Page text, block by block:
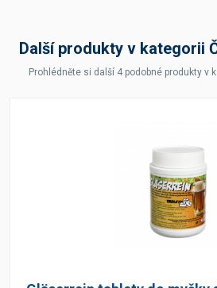
Další produkty v kategorii
Prohlédněte si další 4 podobné produkty v